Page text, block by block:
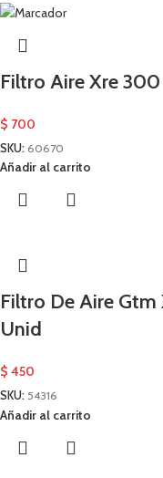
Filtro Aire Xre
$ 700
SKU: 60670
Añadir al carrito
Filtro De Aire Gtm
Unid
$ 450
SKU: 54316
Añadir al carrito